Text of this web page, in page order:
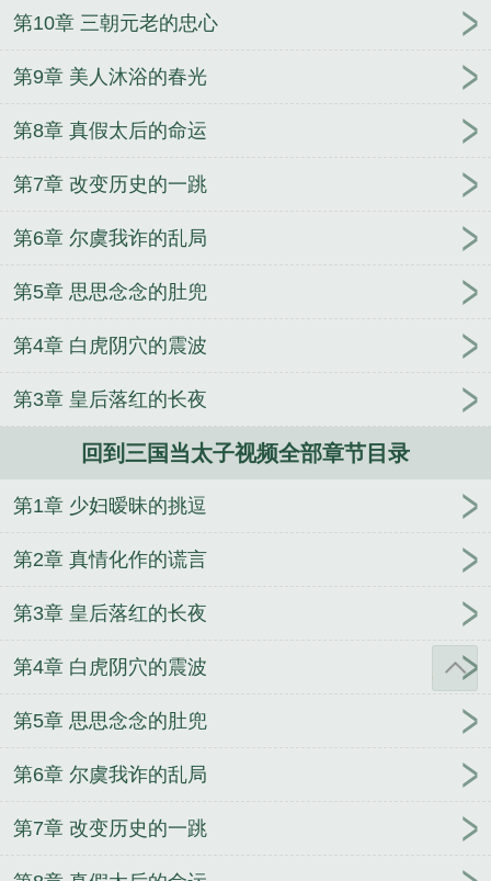
英雄竞折腰！本文就是穿越后宫文啦。。。...
类小说。
五
回到三国装太监 年晓武
回到
回到三国装太监笔趣阁最新章节更新
回到三国当皇
国当太子手游 回到三国当太守txt
回到三国当皇上免
子
回到三国当太子攻略
回到三国装太监TXT百度
回到三国装太监吕布叔叔
回到三国装太
监 - 在线阅读 | UAA 回到三国上皇后
回到三国装太
监年晓武
回三国当太监的
回到三国干太后打天下笔
了 重生之女将星 为追老婆我弃暗投明
渡鸦
罪时
地球上线 在年代娇妻文里当原配
美人抚慰怪
阴郁大佬的亡妻回来了 隐婚带娃日常 暗恋结束之
后
秘书 十里雾 在汉武朝当狗官那些年
第10章 三朝元老的忠心
第9章 美人沐浴的春光
第8章 真假太后的命运
第7章 改变历史的一跳
第6章 尔虞我诈的乱局
第5章 思思念念的肚兜
第4章 白虎阴穴的震波
第3章 皇后落红的长夜
回到三国当太子视频全部章节目录
第1章 少妇暧昧的挑逗
第2章 真情化作的谎言
第3章 皇后落红的长夜
第4章 白虎阴穴的震波
第5章 思思念念的肚兜
第6章 尔虞我诈的乱局
第7章 改变历史的一跳